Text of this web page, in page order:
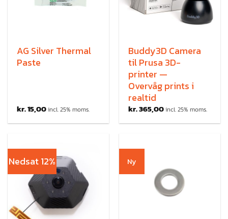
AG Silver Thermal
Paste
kr.15,00incl. 25% moms.
Buddy3D Camera
til Prusa 3D-
printer —
Overvåg prints i
realtid
kr.365,00incl. 25% moms.
Nedsat 12% Ny